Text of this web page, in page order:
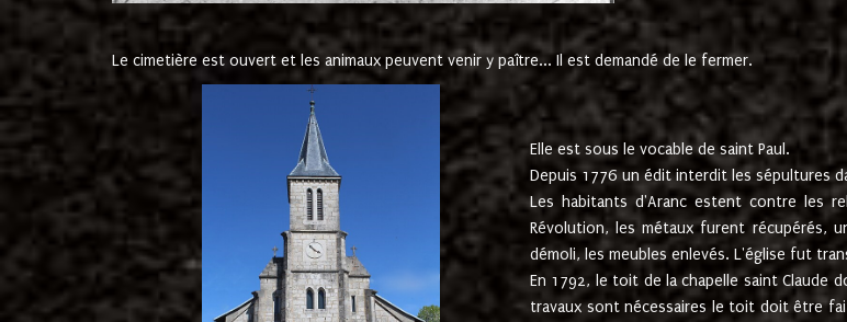
Le cimetière est ouvert et les animaux peuvent venir y paître... Il est demandé de le fermer.
Elle est sous le vocable de saint Paul.
Depuis 1776 un édit interdit les sépultures
Les habitants d'Aranc estent contre les
Révolution, les métaux furent récupérés,
démoli, les meubles enlevés. L'église fut
En 1792, le toit de la chapelle saint Claude
travaux sont nécessaires le toit doit être